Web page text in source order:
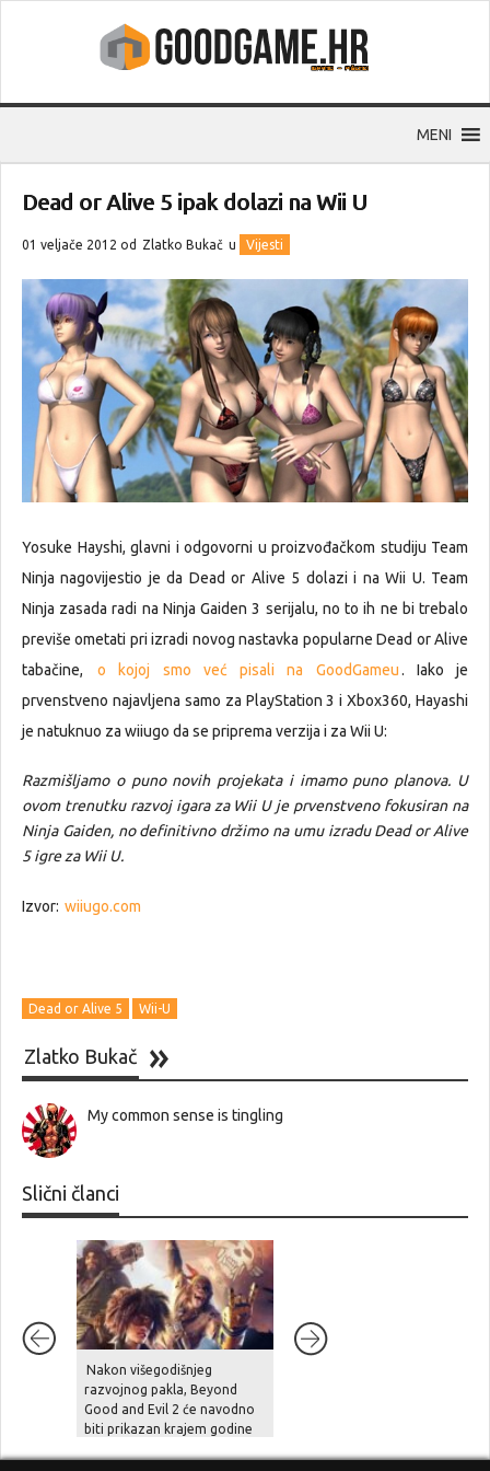
MENI
Dead or Alive 5 ipak dolazi na Wii U
01 veljače 2012 od Zlatko Bukač u Vijesti
Yosuke Hayshi, glavni i odgovorni u proizvođačkom studiju Team
Ninja nagovijestio je da Dead or Alive 5 dolazi i na Wii U. Team
Ninja zasada radi na Ninja Gaiden 3 serijalu, no to ih ne bi trebalo
previše ometati pri izradi novog nastavka popularne Dead or Alive
tabačine,
o kojoj smo već pisali na GoodGameu. Iako je
prvenstveno najavljena samo za PlayStation 3 i Xbox360, Hayashi
je natuknuo za wiiugo da se priprema verzija i za Wii U:
Razmišljamo o puno novih projekata i imamo puno planova. U
ovom trenutku razvoj igara za Wii U je prvenstveno fokusiran na
Ninja Gaiden, no definitivno držimo na umu izradu Dead or Alive
5 igre za Wii U.
Izvor: wiiugo.com
Dead or Alive 5 Wii-U
Zlatko Bukač
My common sense is tingling
Slični članci
Nakon višegodišnjeg
razvojnog pakla, Beyond
Good and Evil 2 će navodno
biti prikazan krajem godine